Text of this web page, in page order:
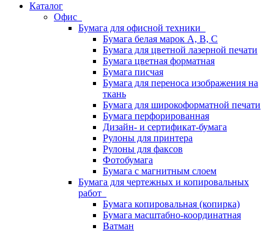
Каталог
Офис
Бумага для офисной техники
Бумага белая марок А, В, С
Бумага для цветной лазерной печати
Бумага цветная форматная
Бумага писчая
Бумага для переноса изображения на
ткань
Бумага для широкоформатной печати
Бумага перфорированная
Дизайн- и сертификат-бумага
Рулоны для принтера
Рулоны для факсов
Фотобумага
Бумага с магнитным слоем
Бумага для чертежных и копировальных
работ
Бумага копировальная (копирка)
Бумага масштабно-координатная
Ватман